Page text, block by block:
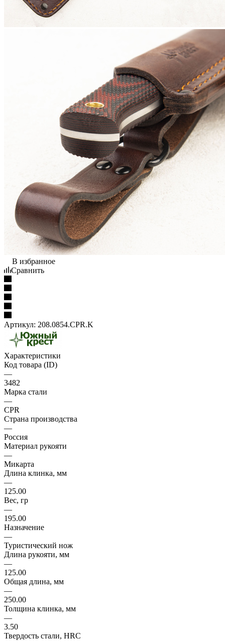
В избранное
Сравнить
Артикул: 208.0854.CPR.K
Характеристики
Код товара (ID)
—
3482
Марка стали
—
CPR
Страна производства
—
Россия
Материал рукояти
—
Микарта
Длина клинка, мм
—
125.00
Вес, гр
—
195.00
Назначение
—
Туристический нож
Длина рукояти, мм
—
125.00
Общая длина, мм
—
250.00
Толщина клинка, мм
—
3.50
Твердость стали, HRC